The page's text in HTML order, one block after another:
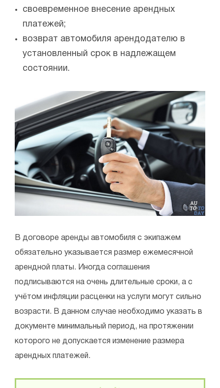
своевременное внесение арендных
платежей;
возврат автомобиля арендодателю в
установленный срок в надлежащем
состоянии.
В договоре аренды автомобиля с экипажем
обязательно указывается размер ежемесячной
арендной платы. Иногда соглашения
подписываются на очень длительные сроки, а с
учётом инфляции расценки на услуги могут сильно
возрасти. В данном случае необходимо указать в
документе минимальный период, на протяжении
которого не допускается изменение размера
арендных платежей.